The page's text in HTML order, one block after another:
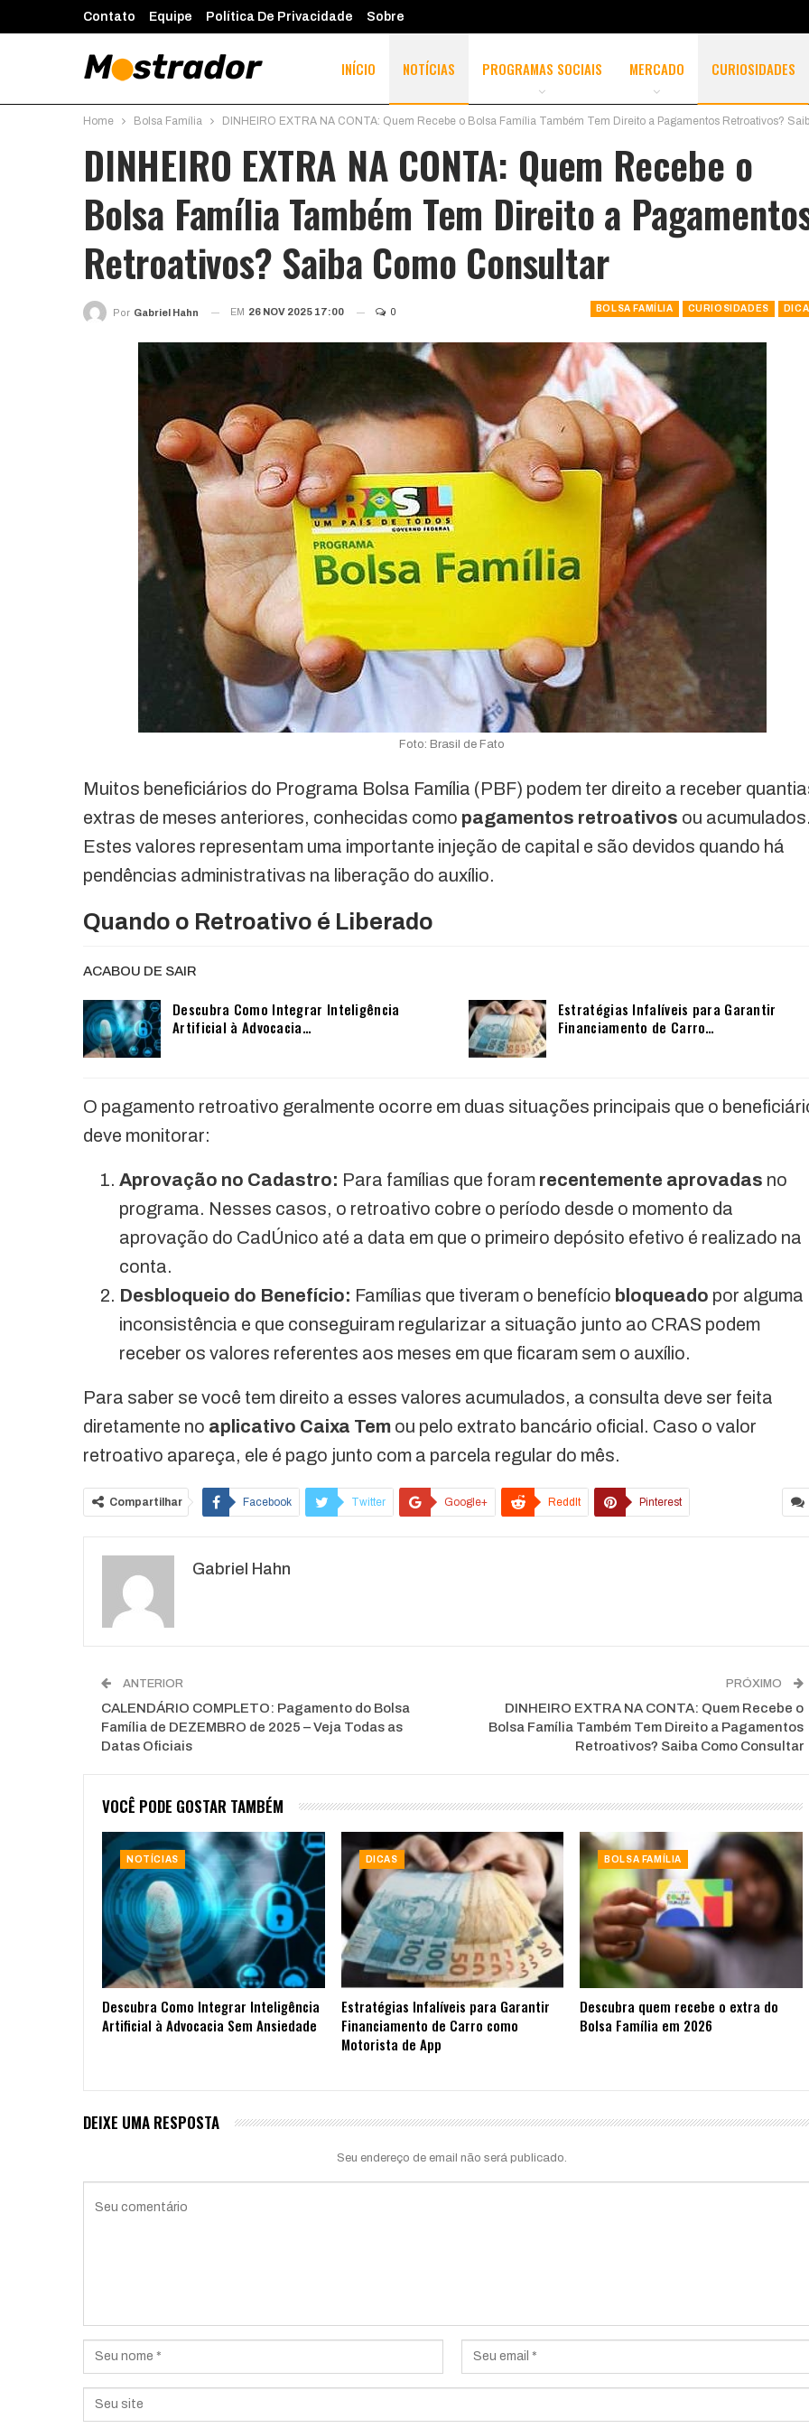
Contato Equipe Política De Privacidade Sobre
INÍCIO NOTÍCIAS PROGRAMAS SOCIAIS MERCADO CURIOSIDADES
Home Bolsa Família DINHEIRO EXTRA NA CONTA: Quem Recebe o Bolsa Família Também Tem Direito a Pagamentos Retroativos?
DINHEIRO EXTRA NA CONTA: Quem Recebe o
Bolsa Família Também Tem Direito a
Retroativos? Saiba Como Consultar
BOLSA FAMÍLIA CURIOSIDADES
Por Gabriel Hahn EM 26 NOV 2025 17:00 0
Foto: Brasil de Fato
Muitos beneficiários do Programa Bolsa Família (PBF) podem ter direito a receber
extras de meses anteriores, conhecidas como pagamentos retroativos ou
Estes valores representam uma importante injeção de capital e são devidos quando há
pendências administrativas na liberação do auxílio.
Quando o Retroativo é Liberado
ACABOU DE SAIR
Descubra Como Integrar Inteligência
Artificial à Advocacia…
Estratégias Infalíveis para Garantir
Financiamento de Carro…
O pagamento retroativo geralmente ocorre em duas situações principais que o
deve monitorar:
Aprovação no Cadastro: Para famílias que foram recentemente aprovadas no
programa. Nesses casos, o retroativo cobre o período desde o momento da
aprovação do CadÚnico até a data em que o primeiro depósito efetivo é realizado na
conta.
Desbloqueio do Benefício: Famílias que tiveram o benefício bloqueado por alguma
inconsistência e que conseguiram regularizar a situação junto ao CRAS podem
receber os valores referentes aos meses em que ficaram sem o auxílio.
Para saber se você tem direito a esses valores acumulados, a consulta deve ser feita
diretamente no aplicativo Caixa Tem ou pelo extrato bancário oficial. Caso o valor
retroativo apareça, ele é pago junto com a parcela regular do mês.
Compartilhar Facebook Twitter Google+ ReddIt Pinterest
Gabriel Hahn
ANTERIOR
CALENDÁRIO COMPLETO: Pagamento do Bolsa
Família de DEZEMBRO de 2025 – Veja Todas as
Datas Oficiais
PRÓXIMO
DINHEIRO EXTRA NA CONTA: Quem Recebe o
Bolsa Família Também Tem Direito a Pagamentos
Retroativos? Saiba Como Consultar
VOCÊ PODE GOSTAR TAMBÉM
NOTÍCIAS
Descubra Como Integrar Inteligência
Artificial à Advocacia Sem Ansiedade
DICAS
Estratégias Infalíveis para Garantir
Financiamento de Carro como
Motorista de App
BOLSA FAMÍLIA
Descubra quem recebe o extra do
Bolsa Família em 2026
DEIXE UMA RESPOSTA
Seu endereço de email não será publicado.